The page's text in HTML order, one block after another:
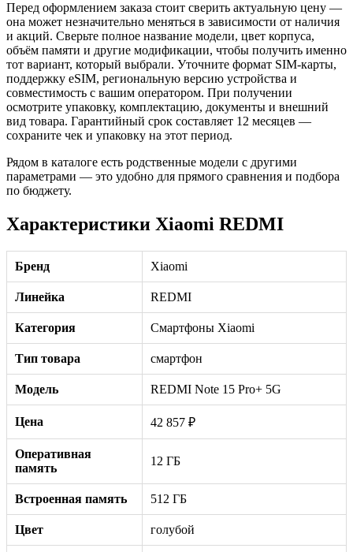
Перед оформлением заказа стоит сверить актуальную цену —
она может незначительно меняться в зависимости от наличия
и акций. Сверьте полное название модели, цвет корпуса,
объём памяти и другие модификации, чтобы получить именно
тот вариант, который выбрали. Уточните формат SIM-карты,
поддержку eSIM, региональную версию устройства и
совместимость с вашим оператором. При получении
осмотрите упаковку, комплектацию, документы и внешний
вид товара. Гарантийный срок составляет 12 месяцев —
сохраните чек и упаковку на этот период.
Рядом в каталоге есть родственные модели с другими
параметрами — это удобно для прямого сравнения и подбора
по бюджету.
Характеристики Xiaomi REDMI
Бренд Xiaomi
Линейка REDMI
Категория Смартфоны Xiaomi
Тип товара смартфон
Модель REDMI Note 15 Pro+ 5G
Цена 42 857 ₽
Оперативная
память
12 ГБ
Встроенная память 512 ГБ
Цвет голубой